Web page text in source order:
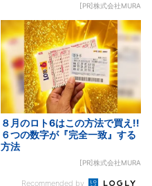
[PR]株式会社MURA
８月のロト6はこの方法で買え!!
６つの数字が『完全一致』する
方法
[PR]株式会社MURA
Recommended by